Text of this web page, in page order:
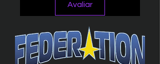
Avaliar